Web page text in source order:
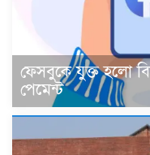
ফেসবুকে যুক্ত হলো
পেমেন্ট